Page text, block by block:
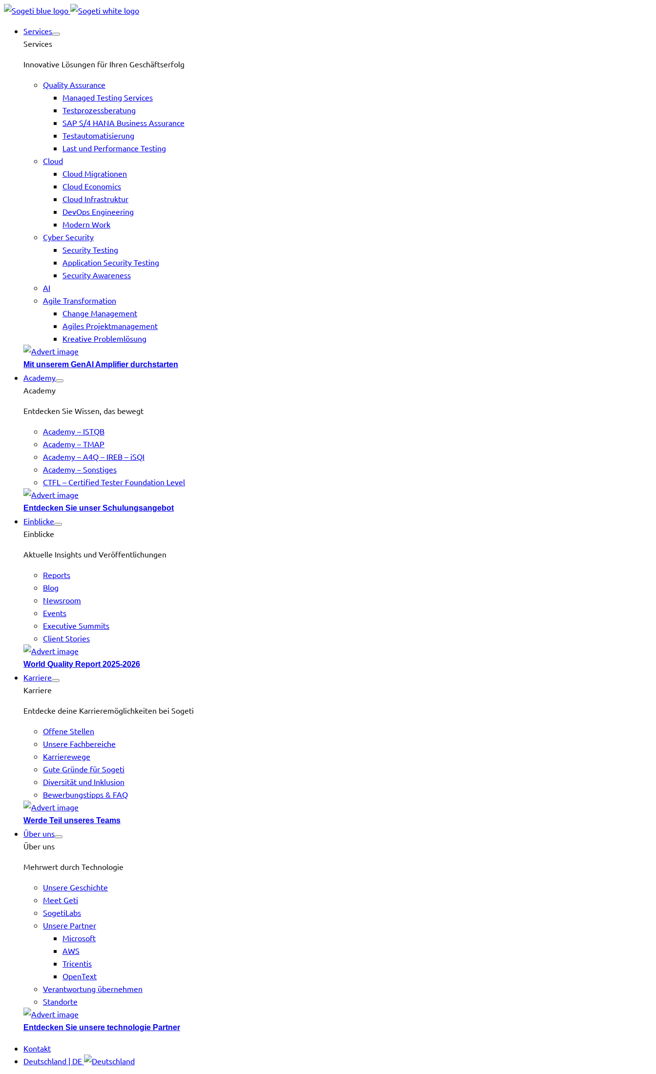
Services
Services
Innovative Lösungen für Ihren Geschäftserfolg
Quality Assurance
Managed Testing Services
Testprozessberatung
SAP S/4 HANA Business Assurance
Testautomatisierung
Last und Performance Testing
Cloud
Cloud Migrationen
Cloud Economics
Cloud Infrastruktur
DevOps Engineering
Modern Work
Cyber Security
Security Testing
Application Security Testing
Security Awareness
AI
Agile Transformation
Change Management
Agiles Projektmanagement
Kreative Problemlösung
Mit unserem GenAI Amplifier durchstarten
Academy
Academy
Entdecken Sie Wissen, das bewegt
Academy – ISTQB
Academy – TMAP
Academy – A4Q – IREB – iSQI
Academy – Sonstiges
CTFL – Certified Tester Foundation Level
Entdecken Sie unser Schulungsangebot
Einblicke
Einblicke
Aktuelle Insights und Veröffentlichungen
Reports
Blog
Newsroom
Events
Executive Summits
Client Stories
World Quality Report 2025-2026
Karriere
Karriere
Entdecke deine Karrieremöglichkeiten bei Sogeti
Offene Stellen
Unsere Fachbereiche
Karrierewege
Gute Gründe für Sogeti
Diversität und Inklusion
Bewerbungstipps & FAQ
Werde Teil unseres Teams
Über uns
Über uns
Mehrwert durch Technologie
Unsere Geschichte
Meet Geti
SogetiLabs
Unsere Partner
Microsoft
AWS
Tricentis
OpenText
Verantwortung übernehmen
Standorte
Entdecken Sie unsere technologie Partner
Kontakt
Deutschland | DE